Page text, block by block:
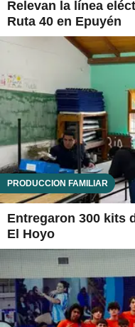
Relevan la línea
Ruta 40 en Epuyén
PRODUCCIÓN FAMILIAR
Entregaron 300 kits
El Hoyo